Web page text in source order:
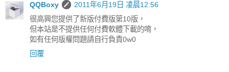
QQBoxy
2011年6月19日 凌晨12:56
很高興您提供了新版付費版第10版，
但本站是不提供任何付費軟體下載的唷，
如有任何版權問題請自行負責0w0
回覆